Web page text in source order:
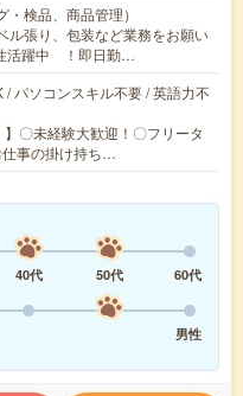
検品、商品管理）
ル張り、包装など業務をお願い
活躍中 ！即日勤…
パソコンスキル不要 / 英語力不
】〇未経験大歓迎！〇フリータ
事の掛け持ち…
40代 50代
60代
男性